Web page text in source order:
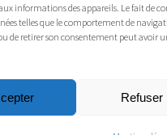
informations des appareils. Le fait de
telles que le comportement de
de retirer son consentement peut avoir
Refuser